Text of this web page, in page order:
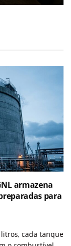
armazena
para
cada tanque